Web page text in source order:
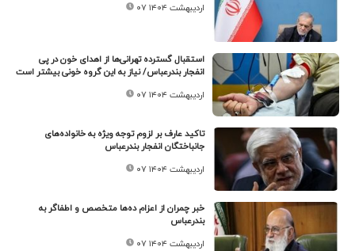
۰۷ اردیبهشت ۱۴۰۴
استقبال گسترده تهرانی‌ها از اهدای خون در پی
انفجار بندرعباس/ نیاز به این گروه خونی بیشتر است
۰۷ اردیبهشت ۱۴۰۴
تاکید عارف بر لزوم توجه ویژه به خانواده‌های
جانباختگان انفجار بندرعباس
۰۷ اردیبهشت ۱۴۰۴
خبر چمران از اعزام ده‌ها متخصص و اطفاگر به
بندرعباس
۰۷ اردیبهشت ۱۴۰۴